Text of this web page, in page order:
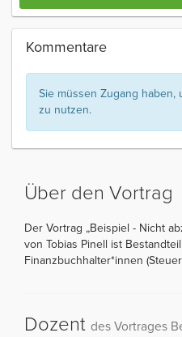
Kommentare
Sie müssen Zugang haben,
zu nutzen.
Über den Vortrag
Der Vortrag „Beispiel - Nicht
von Tobias Pinell ist
Finanzbuchhalter*innen
Dozent des Vortrages